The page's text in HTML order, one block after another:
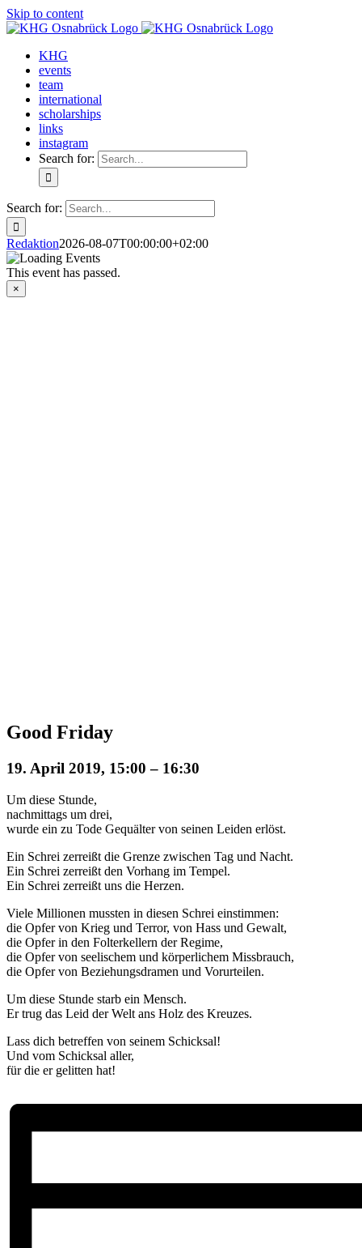
Skip to content
KHG
events
team
international
scholarships
links
instagram
Search for:
Search for:
Redaktion2026-08-07T00:00:00+02:00
This event has passed.
×
Good Friday
19. April 2019, 15:00 – 16:30
Um diese Stunde,
nachmittags um drei,
wurde ein zu Tode Gequälter von seinen Leiden erlöst.
Ein Schrei zerreißt die Grenze zwischen Tag und Nacht.
Ein Schrei zerreißt den Vorhang im Tempel.
Ein Schrei zerreißt uns die Herzen.
Viele Millionen mussten in diesen Schrei einstimmen:
die Opfer von Krieg und Terror, von Hass und Gewalt,
die Opfer in den Folterkellern der Regime,
die Opfer von seelischem und körperlichem Missbrauch,
die Opfer von Beziehungsdramen und Vorurteilen.
Um diese Stunde starb ein Mensch.
Er trug das Leid der Welt ans Holz des Kreuzes.
Lass dich betreffen von seinem Schicksal!
Und vom Schicksal aller,
für die er gelitten hat!